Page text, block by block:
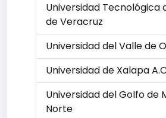
Universidad Tecnológica
de Veracruz
Universidad del Valle de
Universidad de Xalapa
Universidad del Golfo de
Norte